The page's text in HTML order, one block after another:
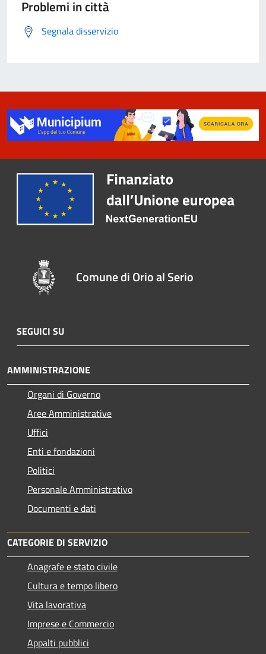
Problemi in città
Segnala disservizio
Comune di Orio al Serio
SEGUICI SU
AMMINISTRAZIONE
Organi di Governo
Aree Amministrative
Uffici
Enti e fondazioni
Politici
Personale Amministrativo
Documenti e dati
CATEGORIE DI SERVIZIO
Anagrafe e stato civile
Cultura e tempo libero
Vita lavorativa
Imprese e Commercio
Appalti pubblici